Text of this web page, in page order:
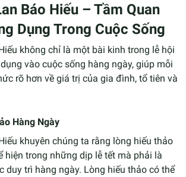
Báo Hiếu – Tầm Quan
Dụng Trong Cuộc Sống
không chỉ là một bài kinh trong lễ hội
vào cuộc sống hàng ngày, giúp mỗi
rõ hơn về giá trị của gia đình, tổ tiên và
Hàng Ngày
khuyên chúng ta rằng lòng hiếu thảo
hiện trong những dịp lễ tết mà phải là
duy trì hàng ngày. Lòng hiếu thảo có thể